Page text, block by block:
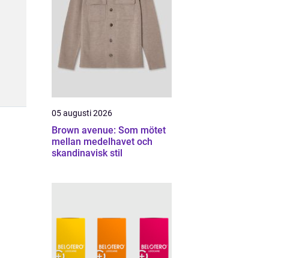
05 augusti 2026
Brown avenue: Som mötet
mellan medelhavet och
skandinavisk stil